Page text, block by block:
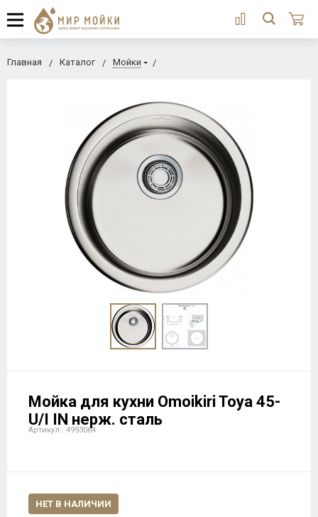
Главная Каталог Мойки
Мойка для кухни Omoikiri Toya 45-
U/I IN нерж. сталь
Артикул : 4993064
НЕТ В НАЛИЧИИ